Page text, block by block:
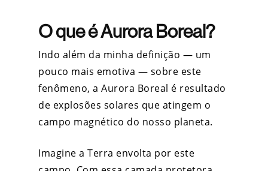
O que é Aurora Boreal?
Indo além da minha definição — um
pouco mais emotiva — sobre este
fenômeno, a Aurora Boreal é resultado
de explosões solares que atingem o
campo magnético do nosso planeta.
Imagine a Terra envolta por este